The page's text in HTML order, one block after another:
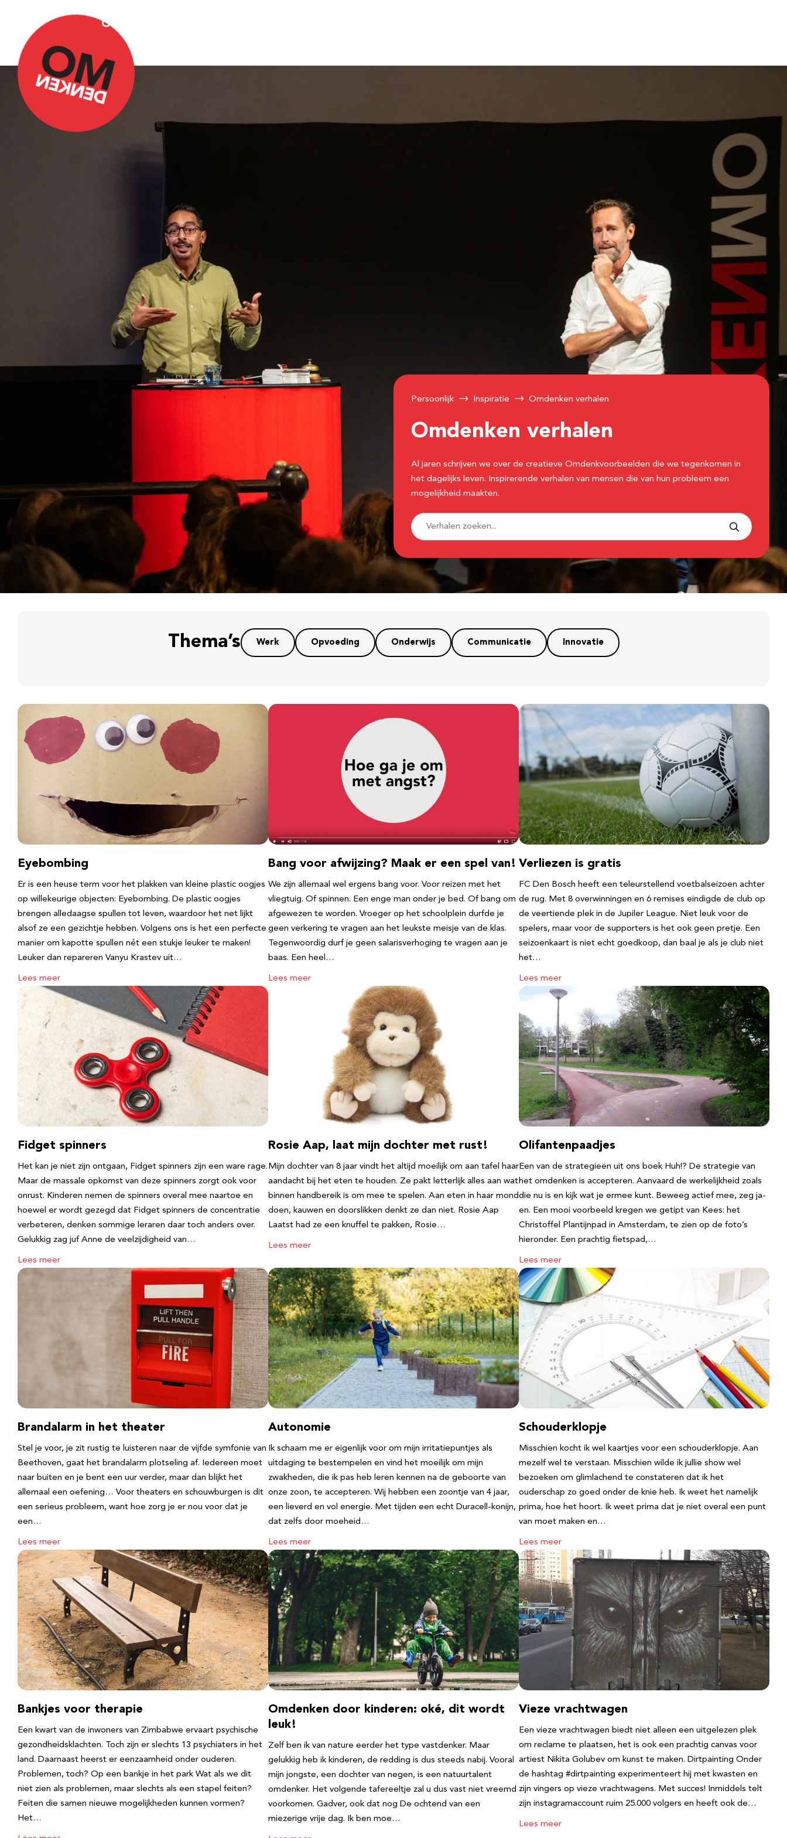
Over Omdenken
Persoonlijk Inspiratie Omdenken verhalen
Omdenken verhalen
Al jaren schrijven we over de creatieve Omdenkvoorbeelden die we tegenkomen in
het dagelijks leven. Inspirerende verhalen van mensen die van hun probleem een
mogelijkheid maakten.
Thema’s Werk Opvoeding Onderwijs Communicatie Innovatie
Eyebombing
Er is een heuse term voor het plakken van kleine plastic oogjes
op willekeurige objecten: Eyebombing. De plastic oogjes
brengen alledaagse spullen tot leven, waardoor het net lijkt
alsof ze een gezichtje hebben. Volgens ons is het een perfecte
manier om kapotte spullen nét een stukje leuker te maken!
Leuker dan repareren Vanyu Krastev uit…
Lees meer
Bang voor afwijzing? Maak er een spel van!
We zijn allemaal wel ergens bang voor. Voor reizen met het
vliegtuig. Of spinnen. Een enge man onder je bed. Of bang om
afgewezen te worden. Vroeger op het schoolplein durfde je
geen verkering te vragen aan het leukste meisje van de klas.
Tegenwoordig durf je geen salarisverhoging te vragen aan je
baas. Een heel…
Lees meer
Verliezen is gratis
FC Den Bosch heeft een teleurstellend voetbalseizoen achter
de rug. Met 8 overwinningen en 6 remises eindigde de club op
de veertiende plek in de Jupiler League. Niet leuk voor de
spelers, maar voor de supporters is het ook geen pretje. Een
seizoenkaart is niet echt goedkoop, dan baal je als je club niet
het…
Lees meer
Fidget spinners
Het kan je niet zijn ontgaan, Fidget spinners zijn een ware rage.
Maar de massale opkomst van deze spinners zorgt ook voor
onrust. Kinderen nemen de spinners overal mee naartoe en
hoewel er wordt gezegd dat Fidget spinners de concentratie
verbeteren, denken sommige leraren daar toch anders over.
Gelukkig zag juf Anne de veelzijdigheid van…
Lees meer
Rosie Aap, laat mijn dochter met rust!
Mijn dochter van 8 jaar vindt het altijd moeilijk om aan tafel haar
aandacht bij het eten te houden. Ze pakt letterlijk alles aan wat
binnen handbereik is om mee te spelen. Aan eten in haar mond
doen, kauwen en doorslikken denkt ze dan niet. Rosie Aap
Laatst had ze een knuffel te pakken, Rosie…
Lees meer
Olifantenpaadjes
Een van de strategieën uit ons boek Huh!? De strategie van
het omdenken is accepteren. Aanvaard de werkelijkheid zoals
die nu is en kijk wat je ermee kunt. Beweeg actief mee, zeg ja-
en. Een mooi voorbeeld kregen we getipt van Kees: het
Christoffel Plantijnpad in Amsterdam, te zien op de foto’s
hieronder. Een prachtig fietspad,…
Lees meer
Brandalarm in het theater
Stel je voor, je zit rustig te luisteren naar de vijfde symfonie van
Beethoven, gaat het brandalarm plotseling af. Iedereen moet
naar buiten en je bent een uur verder, maar dan blijkt het
allemaal een oefening… Voor theaters en schouwburgen is dit
een serieus probleem, want hoe zorg je er nou voor dat je
een…
Lees meer
Autonomie
Ik schaam me er eigenlijk voor om mijn irritatiepuntjes als
uitdaging te bestempelen en vind het moeilijk om mijn
zwakheden, die ik pas heb leren kennen na de geboorte van
onze zoon, te accepteren. Wij hebben een zoontje van 4 jaar,
een lieverd en vol energie. Met tijden een echt Duracell-konijn,
dat zelfs door moeheid…
Lees meer
Schouderklopje
Misschien kocht ik wel kaartjes voor een schouderklopje. Aan
mezelf wel te verstaan. Misschien wilde ik jullie show wel
bezoeken om glimlachend te constateren dat ik het
ouderschap zo goed onder de knie heb. Ik weet het namelijk
prima, hoe het hoort. Ik weet prima dat je niet overal een punt
van moet maken en…
Lees meer
Bankjes voor therapie
Een kwart van de inwoners van Zimbabwe ervaart psychische
gezondheidsklachten. Toch zijn er slechts 13 psychiaters in het
land. Daarnaast heerst er eenzaamheid onder ouderen.
Problemen, toch? Op een bankje in het park Wat als we dit
niet zien als problemen, maar slechts als een stapel feiten?
Feiten die samen nieuwe mogelijkheden kunnen vormen?
Het…
Omdenken door kinderen: oké, dit wordt
leuk!
Zelf ben ik van nature eerder het type vastdenker. Maar
gelukkig heb ik kinderen, de redding is dus steeds nabij. Vooral
mijn jongste, een dochter van negen, is een natuurtalent
omdenker. Het volgende tafereeltje zal u dus vast niet vreemd
voorkomen. Gadver, ook dat nog De ochtend van een
miezerige vrije dag. Ik ben moe…
Vieze vrachtwagen
Een vieze vrachtwagen biedt niet alleen een uitgelezen plek
om reclame te plaatsen, het is ook een prachtig canvas voor
artiest Nikita Golubev om kunst te maken. Dirtpainting Onder
de hashtag #dirtpainting experimenteert hij met kwasten en
zijn vingers op vieze vrachtwagens. Met succes! Inmiddels telt
zijn instagramaccount ruim 25.000 volgers en heeft ook de…
Lees meer